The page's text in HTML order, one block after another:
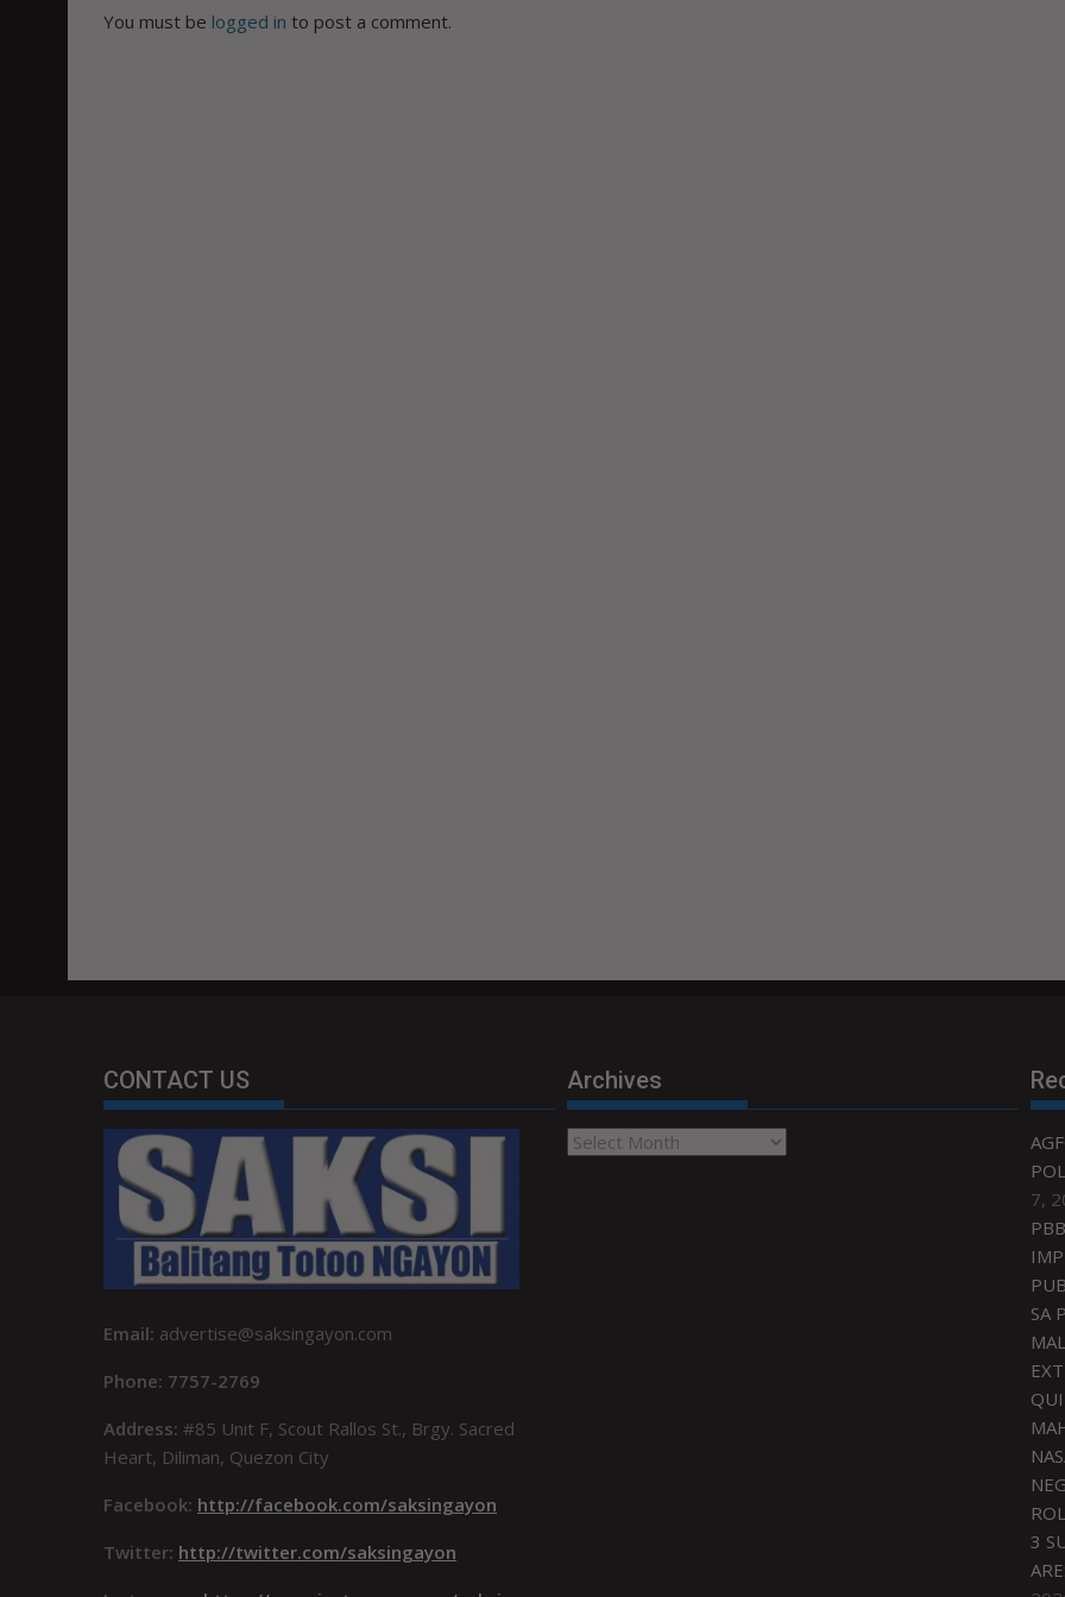
You must be logged in to post a comment.
CONTACT US
Email: advertise@saksingayon.com
Phone: 7757-2769
Address: #85 Unit F, Scout Rallos St., Brgy. Sacred
Heart, Diliman, Quezon City
Facebook: http://facebook.com/saksingayon
Twitter: http://twitter.com/saksingayon
Archives
Archives
7,
SA
3